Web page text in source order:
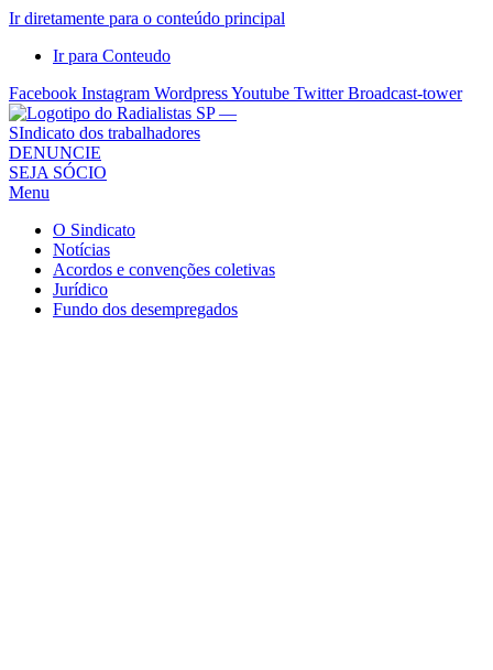
Ir diretamente para o conteúdo principal
Ir para Conteudo
Facebook Instagram WordpressYoutube Twitter Broadcast-tower
Sindicato
dos
Radialistas
São
Paulo
Sindicato
DENUNCIE
SEJA SÓCIO
Menu
O Sindicato
Notícias
Acordos e convenções coletivas
Jurídico
Fundo dos desempregados